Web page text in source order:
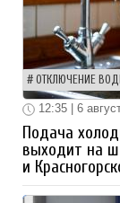
ОТКЛЮЧЕНИЕ
12:35 | 6
Подача
выходит на
и